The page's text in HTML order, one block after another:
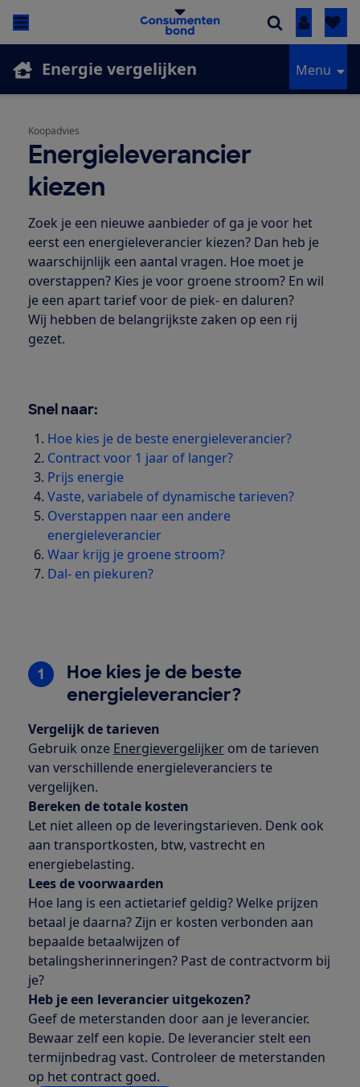
Inloggen
Energie vergelijken Menu
Koopadvies
Energieleverancier
kiezen
Zoek je een nieuwe aanbieder of ga je voor het
eerst een energieleverancier kiezen? Dan heb je
waarschijnlijk een aantal vragen. Hoe moet je
overstappen? Kies je voor groene stroom? En wil
je een apart tarief voor de piek- en daluren?
Wij hebben de belangrijkste zaken op een rij
gezet.
Snel naar:
Hoe kies je de beste energieleverancier?
Contract voor 1 jaar of langer?
Prijs energie
Vaste, variabele of dynamische tarieven?
Overstappen naar een andere
energieleverancier
Waar krijg je groene stroom?
Dal- en piekuren?
1
Hoe kies je de beste
energieleverancier?
Vergelijk de tarieven
Gebruik onze Energievergelijkerom de tarieven
van verschillende energieleveranciers te
vergelijken.
Bereken de totale kosten
Let niet alleen op de leveringstarieven. Denk ook
aan transportkosten, btw, vastrecht en
energiebelasting.
Lees de voorwaarden
Hoe lang is een actietarief geldig? Welke prijzen
betaal je daarna? Zijn er kosten verbonden aan
bepaalde betaalwijzen of
betalingsherinneringen? Past de contractvorm bij
je?
Heb je een leverancier uitgekozen?
Geef de meterstanden door aan je leverancier.
Bewaar zelf een kopie. De leverancier stelt een
termijnbedrag vast. Controleer de meterstanden
op het contract goed.